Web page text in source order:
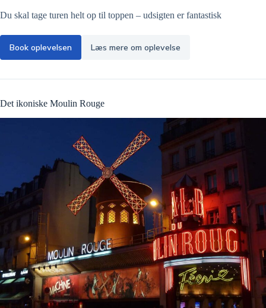
Du skal tage turen helt op til toppen – udsigten er fantastisk
Book oplevelsen Læs mere om oplevelse
Det ikoniske Moulin Rouge